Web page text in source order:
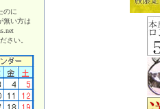
のに
無い方は
さい。